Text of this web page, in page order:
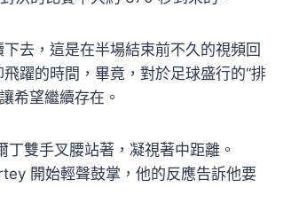
去，這是在半場結束前不久的視頻回
躍的時間，畢竟，對於足球盛行的“排
希望繼續存在。
雙手叉腰站著，凝視著中距離。
開始輕聲鼓掌，他的反應告訴他要